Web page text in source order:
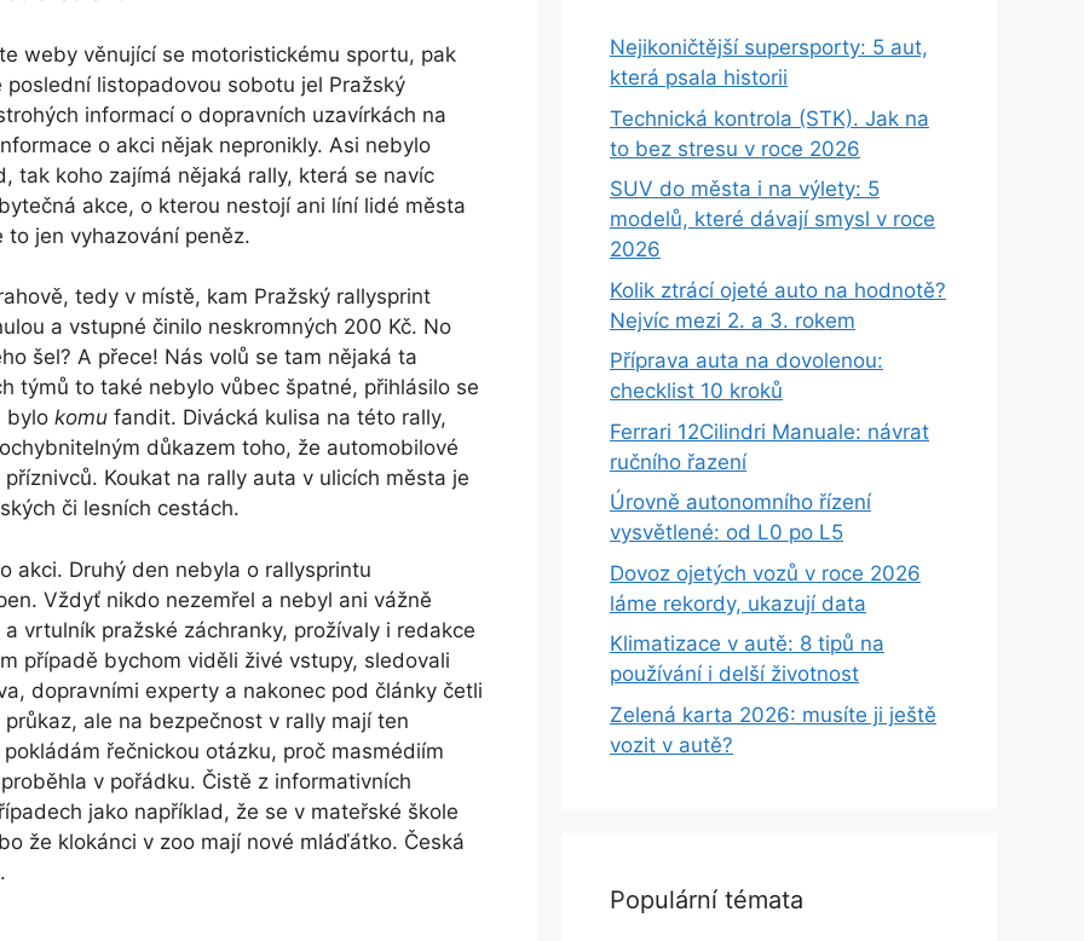
weby věnující se motoristickému sportu, pak
listopadovou sobotu jel Pražský
informací o dopravních uzavírkách na
o akci nějak nepronikly. Asi nebylo
tak koho zajímá nějaká rally, která se navíc
akce, o kterou nestojí ani líní lidé města
jen vyhazování peněz.
tedy v místě, kam Pražský rallysprint
a vstupné činilo neskromných 200 Kč. No
šel? A přece! Nás volů se tam nějaká ta
týmů to také nebylo vůbec špatné, přihlásilo se
bylo komu fandit. Divácká kulisa na této rally,
důkazem toho, že automobilové
Koukat na rally auta v ulicích města je
či lesních cestách.
akci. Druhý den nebyla o rallysprintu
Vždyť nikdo nezemřel a nebyl ani vážně
vrtulník pražské záchranky, prožívaly i redakce
případě bychom viděli živé vstupy, sledovali
dopravními experty a nakonec pod články četli
ale na bezpečnost v rally mají ten
řečnickou otázku, proč masmédiím
v pořádku. Čistě z informativních
jako například, že se v mateřské škole
že klokánci v zoo mají nové mláďátko. Česká
Nejikoničtější supersporty: 5 aut,
která psala historii
Technická kontrola (STK). Jak na
to bez stresu v roce 2026
SUV do města i na výlety: 5
modelů, které dávají smysl v roce
2026
Kolik ztrácí ojeté auto na hodnotě?
Nejvíc mezi 2. a 3. rokem
Příprava auta na dovolenou:
checklist 10 kroků
Ferrari 12Cilindri Manuale: návrat
ručního řazení
Úrovně autonomního řízení
vysvětlené: od L0 po L5
Dovoz ojetých vozů v roce 2026
láme rekordy, ukazují data
Klimatizace v autě: 8 tipů na
používání i delší životnost
Zelená karta 2026: musíte ji ještě
vozit v autě?
Populární témata